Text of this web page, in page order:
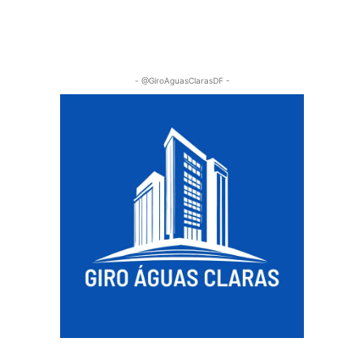
- @GiroAguasClarasDF -